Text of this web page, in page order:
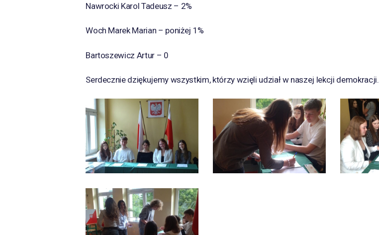
Nawrocki Karol Tadeusz – 2%
Woch Marek Marian – poniżej 1%
Bartoszewicz Artur – 0
Serdecznie dziękujemy wszystkim, którzy wzięli udział w naszej lekcji demokracji.